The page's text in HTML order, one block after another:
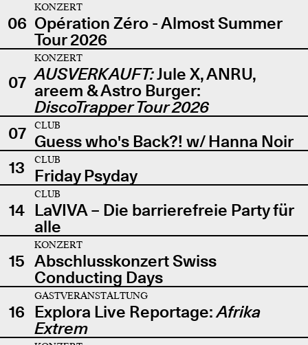
06
KONZERT
Opération Zéro - Almost Summer
Tour 2026
07
KONZERT
AUSVERKAUFT:Jule X, ANRU,
areem & Astro Burger:
DiscoTrapper Tour 2026
07
CLUB
Guess who's Back?! w/ Hanna Noir
13
CLUB
Friday Psyday
14
CLUB
LaVIVA – Die barrierefreie Party für
alle
15
KONZERT
Abschlusskonzert Swiss
Conducting Days
16
GASTVERANSTALTUNG
Explora Live Reportage:Afrika
Extrem